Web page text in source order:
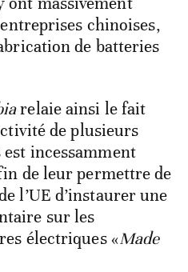
chinoises,
de batteries
relaie ainsi le fait
de plusieurs
incessamment
de leur permettre de
l’UE d’instaurer une
sur les
électriques «Made